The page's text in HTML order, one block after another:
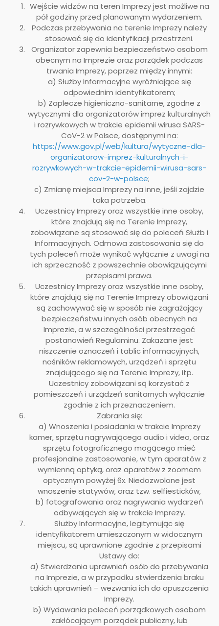
Wejście widzów na teren Imprezy jest możliwe na
pół godziny przed planowanym wydarzeniem.
Podczas przebywania na terenie Imprezy należy
stosować się do identyfikacji przestrzeni.
Organizator zapewnia bezpieczeństwo osobom
obecnym na Imprezie oraz porządek podczas
trwania Imprezy, poprzez między innymi:
a) Służby Informacyjne wyróżniające się
odpowiednim identyfikatorem;
b) Zaplecze higieniczno-sanitarne, zgodne z
wytycznymi dla organizatorów imprez kulturalnych
i rozrywkowych w trakcie epidemii wirusa SARS-
CoV-2 w Polsce, dostępnymi na:
https://www.gov.pl/web/kultura/wytyczne-dla-
organizatorow-imprez-kulturalnych-i-
rozrywkowych-w-trakcie-epidemii-wirusa-sars-
cov-2-w-polsce;
c) Zmianę miejsca Imprezy na inne, jeśli zajdzie
taka potrzeba.
Uczestnicy Imprezy oraz wszystkie inne osoby,
które znajdują się na Terenie Imprezy,
zobowiązane są stosować się do poleceń Służb i
Informacyjnych. Odmowa zastosowania się do
tych poleceń może wynikać wyłącznie z uwagi na
ich sprzeczność z powszechnie obowiązującymi
przepisami prawa.
Uczestnicy Imprezy oraz wszystkie inne osoby,
które znajdują się na Terenie Imprezy obowiązani
są zachowywać się w sposób nie zagrażający
bezpieczeństwu innych osób obecnych na
Imprezie, a w szczególności przestrzegać
postanowień Regulaminu. Zakazane jest
niszczenie oznaczeń i tablic informacyjnych,
nośników reklamowych, urządzeń i sprzętu
znajdującego się na Terenie Imprezy, itp.
Uczestnicy zobowiązani są korzystać z
pomieszczeń i urządzeń sanitarnych wyłącznie
zgodnie z ich przeznaczeniem.
Zabrania się:
a) Wnoszenia i posiadania w trakcie Imprezy
kamer, sprzętu nagrywającego audio i video, oraz
sprzętu fotograficznego mogącego mieć
profesjonalne zastosowanie, w tym aparatów z
wymienną optyką, oraz aparatów z zoomem
optycznym powyżej 6x. Niedozwolone jest
wnoszenie statywów, oraz tzw. selfiesticków,
b) fotografowania oraz nagrywania wydarzeń
odbywających się w trakcie Imprezy.
Służby Informacyjne, legitymując się
identyfikatorem umieszczonym w widocznym
miejscu, są uprawnione zgodnie z przepisami
Ustawy do:
a) Stwierdzania uprawnień osób do przebywania
na Imprezie, a w przypadku stwierdzenia braku
takich uprawnień – wezwania ich do opuszczenia
Imprezy.
b) Wydawania poleceń porządkowych osobom
zakłócającym porządek publiczny, lub